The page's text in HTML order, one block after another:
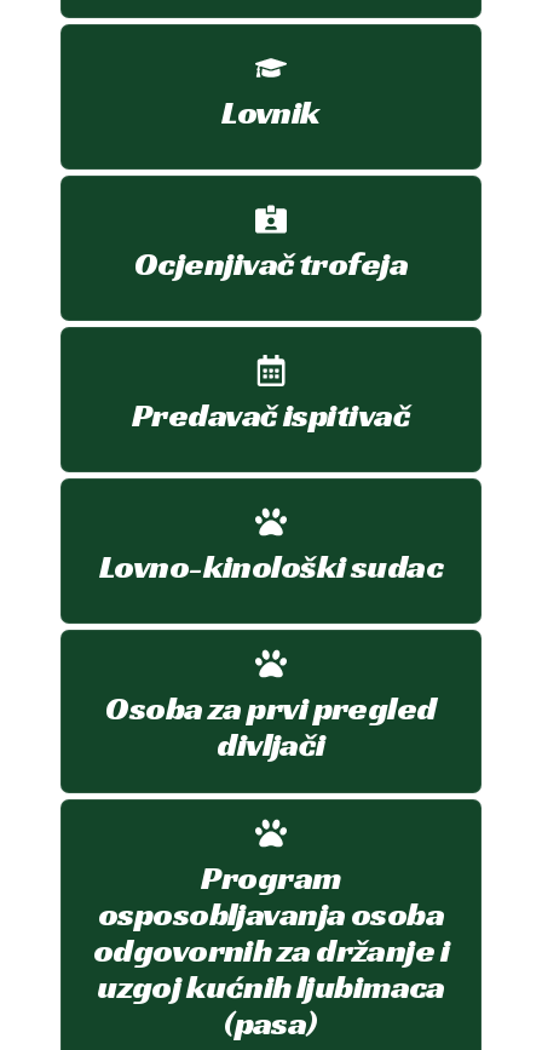
Lovnik
Ocjenjivač trofeja
Predavač ispitivač
Lovno-kinološki sudac
Osoba za prvi pregled
divljači
Program
osposobljavanja osoba
odgovornih za držanje i
uzgoj kućnih ljubimaca
(pasa)